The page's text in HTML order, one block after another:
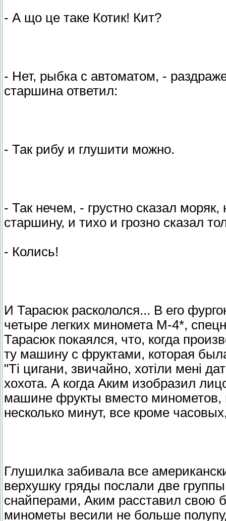
- А що це таке Котик! Кит?
- Нет, рыбка с автоматом, -
старшина ответил:
- Так рибу и глушити можно.
- Так нечем, - грустно сказал
старшину, и тихо и грозно сказал
- Колись!
И Тарасюк раскололся... В его
четыре легких миномета М-4*,
Тарасюк покаялся, что, когда
ту машину с фруктами, которая
"Ті цигани, звичайно, хотіли мені
хохота. А когда Аким изобразил
машине фрукты вместо минометов,
несколько минут, все кроме
Глушилка забивала все
верхушку гряды послали две
снайперами, Аким расставил свою
минометы весили не больше